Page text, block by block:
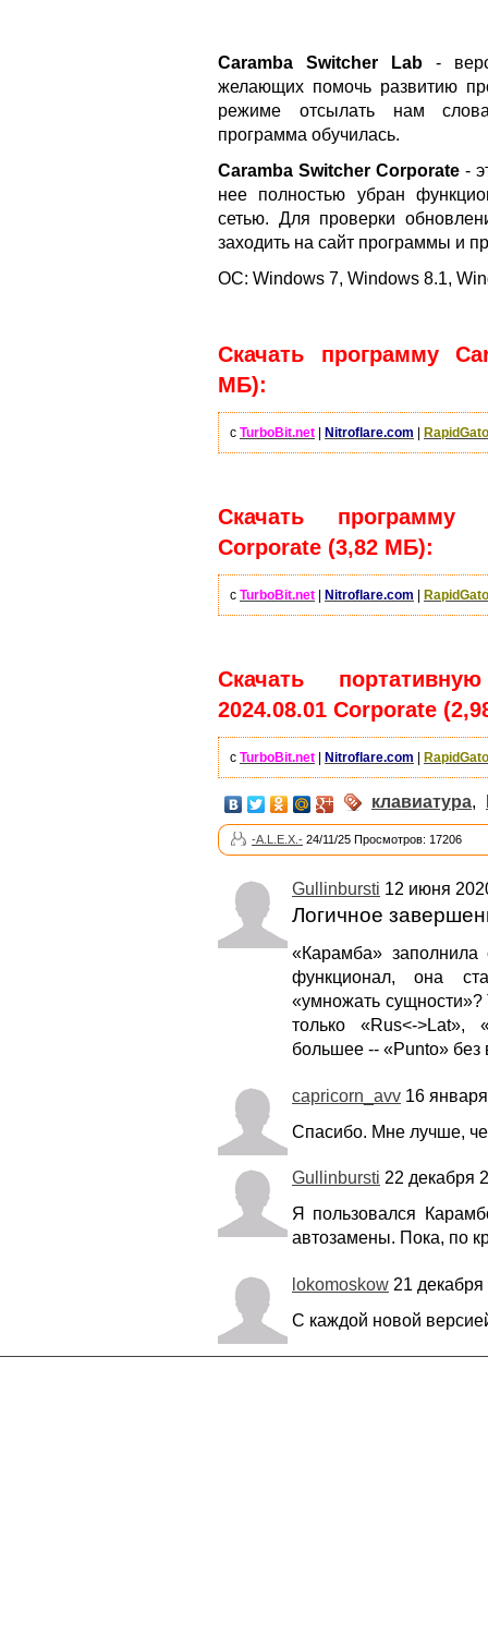
Caramba Switcher Lab -
желающих помочь развитию
режиме отсылать нам
программа обучилась.
Caramba Switcher Corporate-
нее полностью убран
сетью. Для проверки
заходить на сайт программы и
ОС: Windows 7, Windows 8.1,
Скачать программу
МБ):
с TurboBit.net Nitroflare.com
Скачать программу
Corporate (3,82 МБ):
с TurboBit.net Nitroflare.com
Скачать
2024.08.01 Corporate
с TurboBit.net | Nitroflare.com |
клавиатура,
-A.L.E.X.- 24/11/25 Просмотров: 17206
Gullinbursti 12 июня
Логичное
«Карамба»
функционал, она
«умножать
только «Rus<->Lat»,
большее -- «Punto» без
capricorn_avv 16
Спасибо. Мне лучше,
Gullinbursti 22 декабря
Я пользовался
автозамены. Пока, по
lokomoskow 21
С каждой новой